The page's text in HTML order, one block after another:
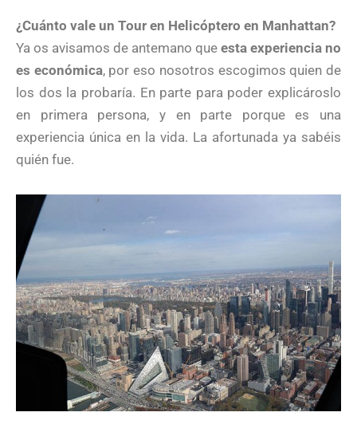
¿Cuánto vale un Tour en Helicóptero en Manhattan?
Ya os avisamos de antemano que esta experiencia no
es económica, por eso nosotros escogimos quien de
los dos la probaría. En parte para poder explicároslo
en primera persona, y en parte porque es una
experiencia única en la vida. La afortunada ya sabéis
quién fue.